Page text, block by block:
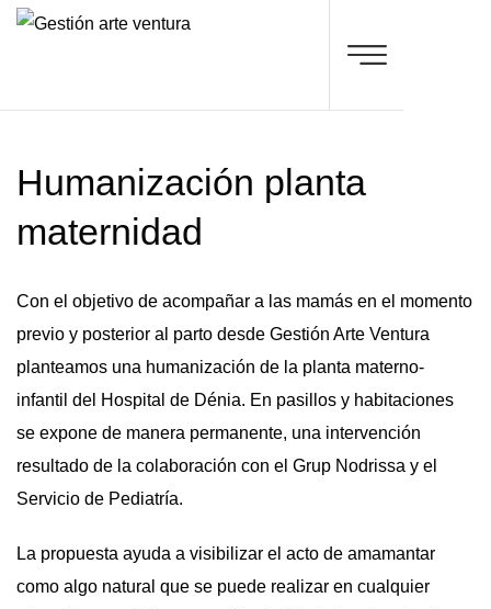
Humanización planta
maternidad
Con el objetivo de acompañar a las mamás en el momento
previo y posterior al parto desde Gestión Arte Ventura
planteamos una humanización de la planta materno-
infantil del Hospital de Dénia. En pasillos y habitaciones
se expone de manera permanente, una intervención
resultado de la colaboración con el Grup Nodrissa y el
Servicio de Pediatría.
La propuesta ayuda a visibilizar el acto de amamantar
como algo natural que se puede realizar en cualquier